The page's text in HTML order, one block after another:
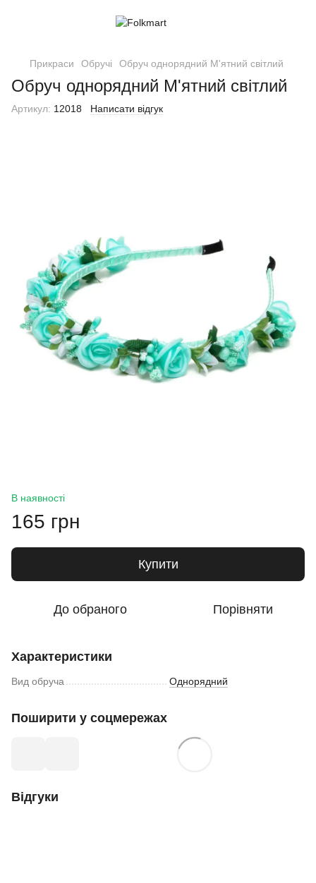
Прикраси Обручі Обруч однорядний М'ятний світлий
Обруч однорядний М'ятний світлий
Артикул: 12018 Написати відгук
В наявності
165 грн
Купити
До обраного Порівняти
Характеристики
Вид обруча Однорядний
Поширити у соцмережах
Відгуки